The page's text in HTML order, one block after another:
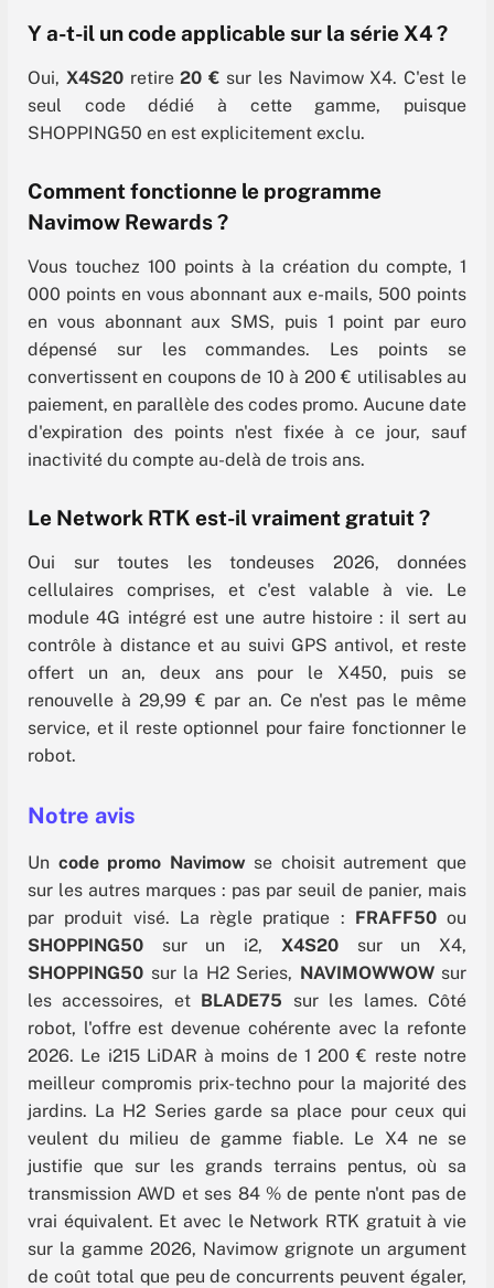
Y a-t-il un code applicable sur la série X4 ?
Oui, X4S20retire20 € sur les Navimow X4. C'est le
seul code dédié à cette gamme, puisque
SHOPPING50 en est explicitement exclu.
Comment fonctionne le programme
Navimow Rewards ?
Vous touchez 100 points à la création du compte, 1
000 points en vous abonnant aux e-mails, 500 points
en vous abonnant aux SMS, puis 1 point par euro
dépensé sur les commandes. Les points se
convertissent en coupons de 10 à 200 € utilisables au
paiement, en parallèle des codes promo. Aucune date
d'expiration des points n'est fixée à ce jour, sauf
inactivité du compte au-delà de trois ans.
Le Network RTK est-il vraiment gratuit ?
Oui sur toutes les tondeuses 2026, données
cellulaires comprises, et c'est valable à vie. Le
module 4G intégré est une autre histoire : il sert au
contrôle à distance et au suivi GPS antivol, et reste
offert un an, deux ans pour le X450, puis se
renouvelle à 29,99 € par an. Ce n'est pas le même
service, et il reste optionnel pour faire fonctionner le
robot.
Notre avis
Un code promo Navimow se choisit autrement que
sur les autres marques : pas par seuil de panier, mais
par produit visé. La règle pratique : FRAFF50ou
SHOPPING50 sur un i2, X4S20sur un X4,
SHOPPING50 sur la H2 Series, NAVIMOWWOWsur
les accessoires, et BLADE75 sur les lames. Côté
robot, l'offre est devenue cohérente avec la refonte
2026. Le i215 LiDAR à moins de 1 200 € reste notre
meilleur compromis prix-techno pour la majorité des
jardins. La H2 Series garde sa place pour ceux qui
veulent du milieu de gamme fiable. Le X4 ne se
justifie que sur les grands terrains pentus, où sa
transmission AWD et ses 84 % de pente n'ont pas de
vrai équivalent. Et avec le Network RTK gratuit à vie
sur la gamme 2026, Navimow grignote un argument
de coût total que peu de concurrents peuvent égaler,